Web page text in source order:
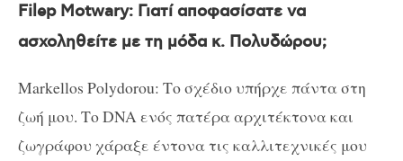
Filep Motwary: Γιατί αποφασίσατε να
ασχοληθείτε με τη μόδα κ. Πολυδώρου;
Markellos Polydorou: Το σχέδιο υπήρχε πάντα στη
ζωή μου. Το DNA ενός πατέρα αρχιτέκτονα και
ζωγράφου χάραξε έντονα τις καλλιτεχνικές μου